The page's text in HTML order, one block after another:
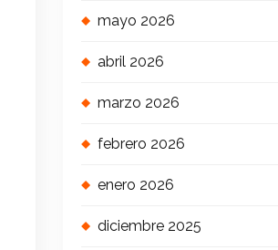
mayo 2026
abril 2026
marzo 2026
febrero 2026
enero 2026
diciembre 2025